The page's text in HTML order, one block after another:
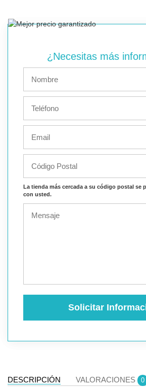
¿Necesitas más
La tienda más cercada a su código postal se
con usted.
Solicitar
DESCRIPCIÓN VALORACIONES 0